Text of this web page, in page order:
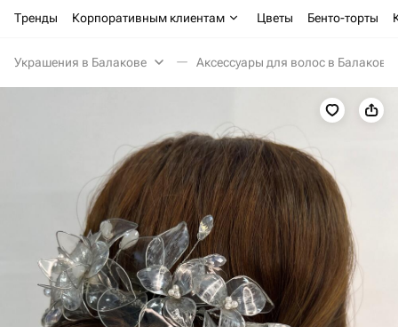
Тренды Корпоративным клиентам Цветы Бенто-торты
Украшения в Балакове Аксессуары для волос в Балакове